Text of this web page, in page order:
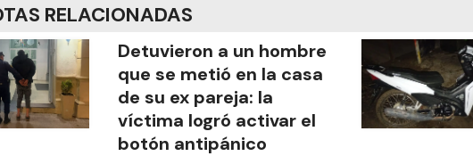
RELACIONADAS
Detuvieron a un hombre
que se metió en la casa
de su ex pareja: la
víctima logró activar el
botón antipánico